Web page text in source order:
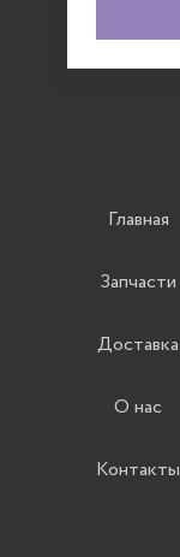
Главная
Запчасти
Доставка
О нас
Контакты